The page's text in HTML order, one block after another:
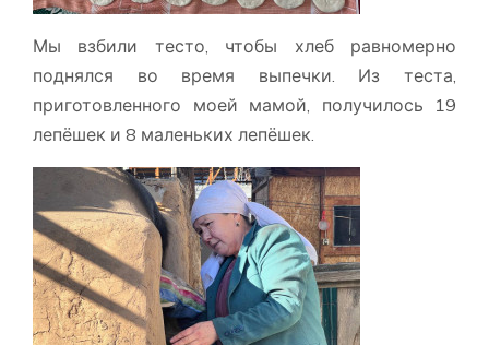
Мы взбили тесто, чтобы хлеб равномерно
поднялся во время выпечки. Из теста,
приготовленного моей мамой, получилось 19
лепёшек и 8 маленьких лепёшек.